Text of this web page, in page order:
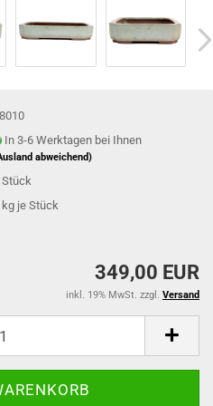
In 3-6 Werktagen bei Ihnen
abweichend)
Stück
kg je Stück
349,00 EUR
inkl. 19% MwSt. zzgl. Versand